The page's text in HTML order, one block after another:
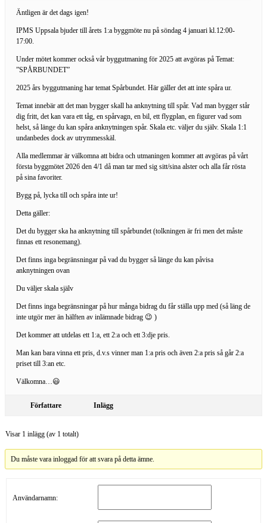
Äntligen är det dags igen!
IPMS Uppsala bjuder till årets 1:a byggmöte nu på söndag 4 januari kl.12:00-
17:00.
Under mötet kommer också vår byggutmaning för 2025 att avgöras på Temat:
”SPÅRBUNDET”
2025 års byggutmaning har temat Spårbundet. Här gäller det att inte spåra ur.
Temat innebär att det man bygger skall ha anknytning till spår. Vad man bygger står
dig fritt, det kan vara ett tåg, en spårvagn, en bil, ett flygplan, en figurer vad som
helst, så länge du kan spåra anknytningen spår. Skala etc. väljer du själv. Skala 1:1
undanbedes dock av utrymmesskäl.
Alla medlemmar är välkomna att bidra och utmaningen kommer att avgöras på vårt
första byggmötet 2026 den 4/1 då man tar med sig sitt/sina alster och alla får rösta
på sina favoriter.
Bygg på, lycka till och spåra inte ur!
Detta gäller:
Det du bygger ska ha anknytning till spårbundet (tolkningen är fri men det måste
finnas ett resonemang).
Det finns inga begränsningar på vad du bygger så länge du kan påvisa
anknytningen ovan
Du väljer skala själv
Det finns inga begränsningar på hur många bidrag du får ställa upp med (så läng de
inte utgör mer än hälften av inlämnade bidrag 😉 )
Det kommer att utdelas ett 1:a, ett 2:a och ett 3:dje pris.
Man kan bara vinna ett pris, d.v.s vinner man 1:a pris och även 2:a pris så går 2:a
priset till 3:an etc.
Välkomna…😃
Författare Inlägg
Visar 1 inlägg (av 1 totalt)
Du måste vara inloggad för att svara på detta ämne.
Användarnamn: